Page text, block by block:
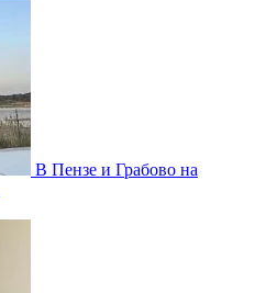
В Пензе и Грабово на